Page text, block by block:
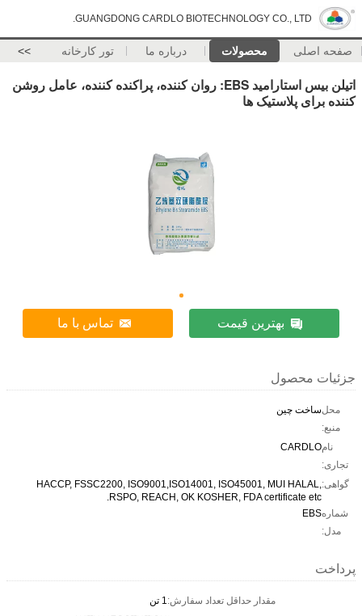
GUANGDONG CARDLO BIOTECHNOLOGY CO., LTD.
صفحه اصلی محصولات درباره ما تور کارخانه >>
اتیلن بیس استارامید EBS: روان کننده، پراکنده کننده، عامل روشن
کننده برای پلاستیک ها
بهترین قیمت تماس با ما
جزئیات محصول
محل
منبع:
ساخت چین
نام
تجاری:
CARDLO
گواهی:HACCP, FSSC2200, ISO9001,ISO14001, ISO45001, MUI HALAL,
RSPO, REACH, OK KOSHER, FDA certificate etc.
شماره
مدل:
EBS
پرداخت
مقدار حداقل تعداد سفارش:1 تن